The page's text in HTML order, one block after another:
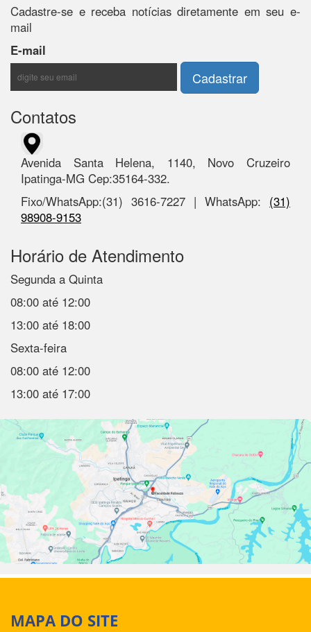
Cadastre-se e receba notícias diretamente em seu e-
mail
E-mail
Contatos
Avenida Santa Helena, 1140, Novo Cruzeiro
Ipatinga-MG Cep:35164-332.
Fixo/WhatsApp:(31) 3616-7227 | WhatsApp: (31)
98908-9153
Horário de Atendimento
Segunda a Quinta
08:00 até 12:00
13:00 até 18:00
Sexta-feira
08:00 até 12:00
13:00 até 17:00
MAPA DO SITE